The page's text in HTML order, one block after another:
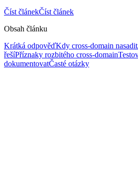
Číst článekČíst článek
Obsah článku
Krátká odpověďKdy cross-domain nasadit
řešíPříznaky rozbitého cross-domain
dokumentovatČasté otázky